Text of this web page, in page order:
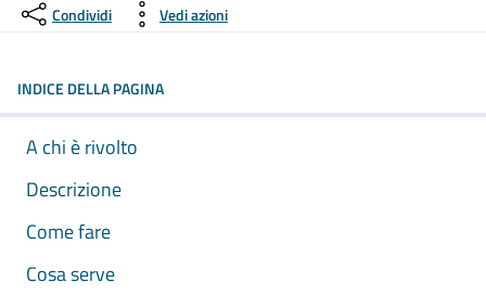
Condividi Vedi azioni
INDICE DELLA PAGINA
A chi è rivolto
Descrizione
Come fare
Cosa serve